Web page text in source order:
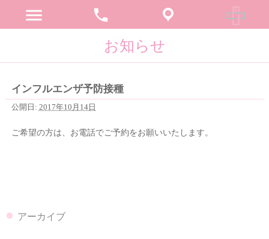
menu phone
お知らせ
インフルエンザ予防接種
公開日: 2017年10月14日
ご希望の方は、お電話でご予約をお願いいたします。
アーカイブ